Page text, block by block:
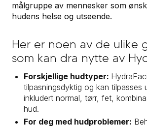
målgruppe av mennesker som
hudens helse og utseende.
Her er noen av de ulike
som kan dra nytte av
Forskjellige hudtyper:
tilpasningsdyktig og kan tilpasses
inkludert normal, tørr, fet,
hud.
For deg med hudproblemer: